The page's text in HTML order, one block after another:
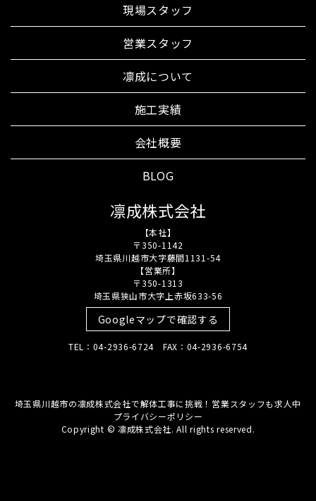
現場スタッフ
営業スタッフ
凛成について
施工実績
会社概要
BLOG
凛成株式会社
【本社】
〒350-1142
埼玉県川越市大字藤間1131-54
【営業所】
〒350-1313
埼玉県狭山市大字上赤坂633-56
Googleマップで確認する
TEL：04-2936-6724 FAX：04-2936-6754
埼玉県川越市の凛成株式会社で解体工事に挑戦！営業スタッフも求人中
プライバシーポリシー
Copyright © 凛成株式会社. All rights reserved.